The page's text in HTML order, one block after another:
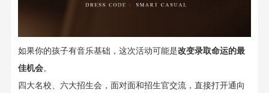
如果你的孩子有音乐基础，这次活动可能是改变录取命运的最
佳机会。
四大名校、六大招生会，面对面和招生官交流，直接打开通向